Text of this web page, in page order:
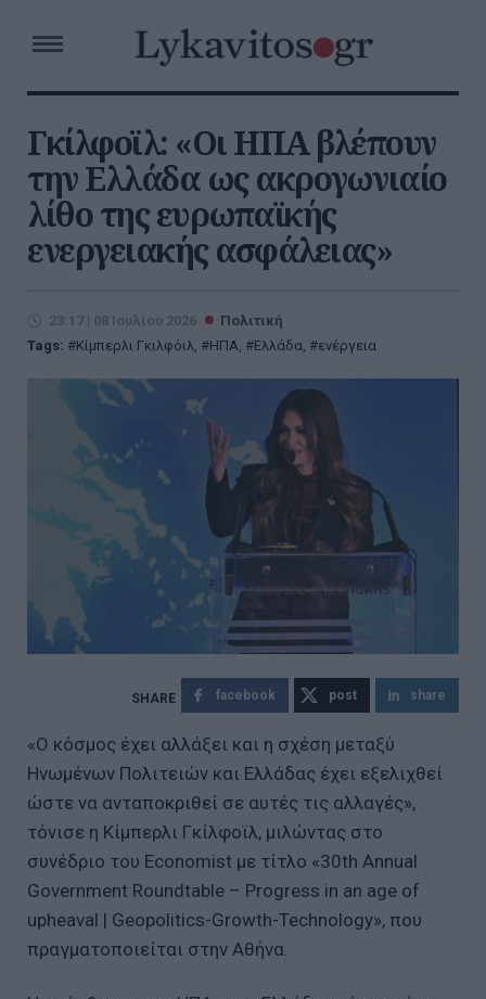
Γκίλφοϊλ: «Οι ΗΠΑ βλέπουν
την Ελλάδα ως ακρογωνιαίο
λίθο της ευρωπαϊκής
ενεργειακής ασφάλειας»
23:17 | 08 Ιουλίου 2026
Πολιτική
Tags:
Κίμπερλι Γκιλφόιλ, ΗΠΑ, Ελλάδα, ενέργεια
facebook post share
«Ο κόσμος έχει αλλάξει και η σχέση μεταξύ
Ηνωμένων Πολιτειών και Ελλάδας έχει εξελιχθεί
ώστε να ανταποκριθεί σε αυτές τις αλλαγές»,
τόνισε η Κίμπερλι Γκίλφοϊλ, μιλώντας στο
συνέδριο του Economist με τίτλο «30th Annual
Government Roundtable – Progress in an age of
upheaval | Geopolitics-Growth-Technology», που
πραγματοποιείται στην Αθήνα.